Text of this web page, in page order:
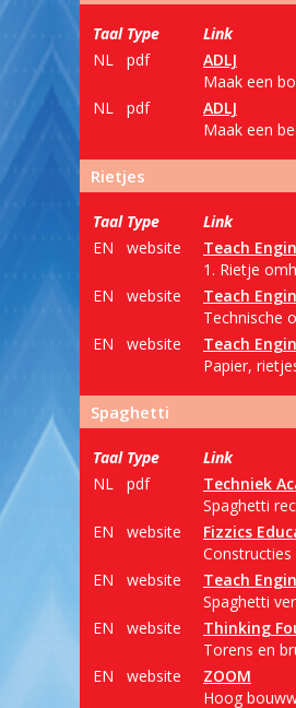
Taal Type
Link
NL
pdf
ADLJ
Maak een
NL
pdf
ADLJ
Maak een
Rietjes
Taal Type
Link
EN
website
Teach
1. Rietje
EN
website
Teach
Technische
EN
website
Teach
Papier,
Spaghetti
Taal Type
Link
NL
pdf
Techniek
Spaghetti
EN
website
Fizzics
EN
website
Teach
Spaghetti
EN
website
Thinking
Torens en
EN
website
ZOOM
Hoog